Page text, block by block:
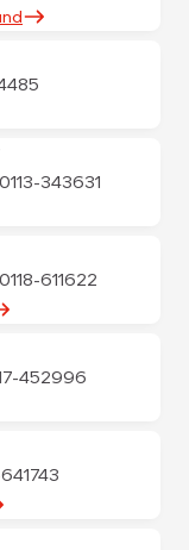
343631
611622
452996